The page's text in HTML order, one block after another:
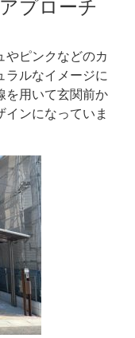
プローチ
やピンクなどのカ
ラルなイメージに
を用いて玄関前か
インになっていま